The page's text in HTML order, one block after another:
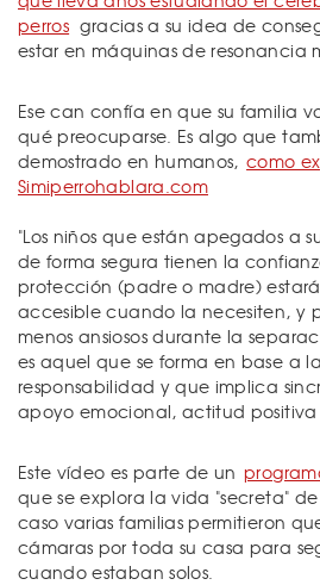
perros gracias a su idea de
estar en máquinas de resonancia
Ese can confía en que su familia
qué preocuparse. Es algo que
demostrado en humanos, como
Simiperrohablara.com
"Los niños que están apegados a
de forma segura tienen la
protección (padre o madre)
accesible cuando la necesiten, y
menos ansiosos durante la
es aquel que se forma en base a
responsabilidad y que implica
apoyo emocional, actitud positiva
Este vídeo es parte de un
que se explora la vida "secreta" de
caso varias familias permitieron
cámaras por toda su casa para
cuando estaban solos.